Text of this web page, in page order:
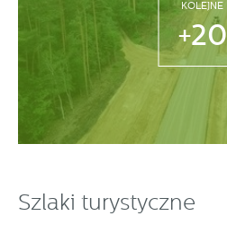
KOLEJNE
+20
Szlaki turystyczne